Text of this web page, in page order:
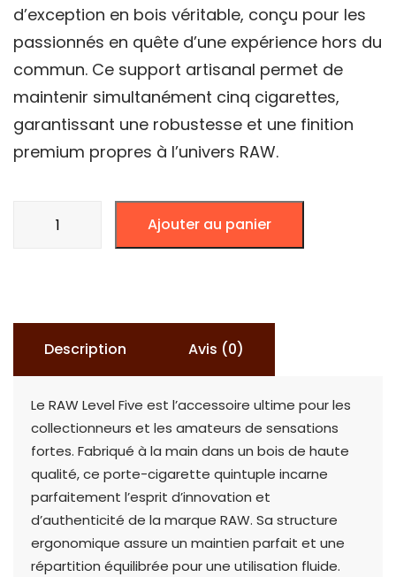
d’exception en bois véritable, conçu pour les
passionnés en quête d’une expérience hors du
commun. Ce support artisanal permet de
maintenir simultanément cinq cigarettes,
garantissant une robustesse et une finition
premium propres à l’univers RAW.
Ajouter au panier
Description Avis (0)
Le RAW Level Five est l’accessoire ultime pour les
collectionneurs et les amateurs de sensations
fortes. Fabriqué à la main dans un bois de haute
qualité, ce porte-cigarette quintuple incarne
parfaitement l’esprit d’innovation et
d’authenticité de la marque RAW. Sa structure
ergonomique assure un maintien parfait et une
répartition équilibrée pour une utilisation fluide.